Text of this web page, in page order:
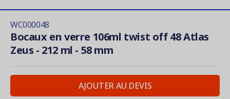
WC000048
Bocaux en verre 106ml twist off 48 Atlas
Zeus - 212 ml - 58 mm
AJOUTER AU DEVIS